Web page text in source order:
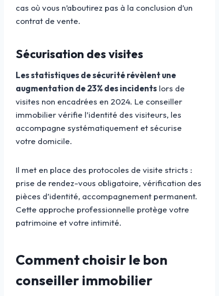
cas où vous n’aboutirez pas à la conclusion d’un
contrat de vente.
Sécurisation des visites
Les statistiques de sécurité révèlent une
augmentation de 23% des incidents lors de
visites non encadrées en 2024. Le conseiller
immobilier vérifie l’identité des visiteurs, les
accompagne systématiquement et sécurise
votre domicile.
Il met en place des protocoles de visite stricts :
prise de rendez-vous obligatoire, vérification des
pièces d’identité, accompagnement permanent.
Cette approche professionnelle protège votre
patrimoine et votre intimité.
Comment choisir le bon
conseiller immobilier